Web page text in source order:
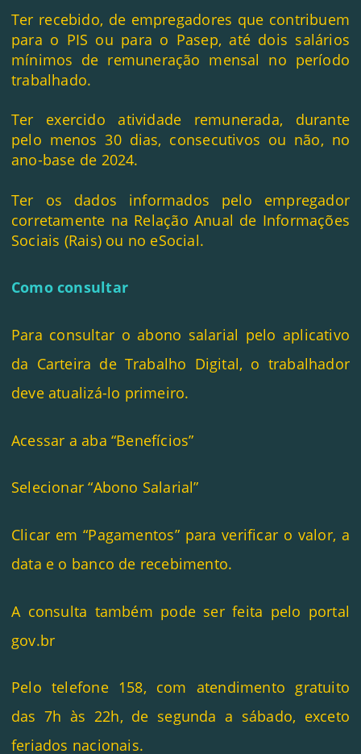
Ter recebido, de empregadores que contribuem
para o PIS ou para o Pasep, até dois salários
mínimos de remuneração mensal no período
trabalhado.
Ter exercido atividade remunerada, durante
pelo menos 30 dias, consecutivos ou não, no
ano-base de 2024.
Ter os dados informados pelo empregador
corretamente na Relação Anual de Informações
Sociais (Rais) ou no eSocial.
Como consultar
Para consultar o abono salarial pelo aplicativo
da Carteira de Trabalho Digital, o trabalhador
deve atualizá-lo primeiro.
Acessar a aba “Benefícios”
Selecionar “Abono Salarial”
Clicar em “Pagamentos” para verificar o valor, a
data e o banco de recebimento.
A consulta também pode ser feita pelo portal
gov.br
Pelo telefone 158, com atendimento gratuito
das 7h às 22h, de segunda a sábado, exceto
feriados nacionais.